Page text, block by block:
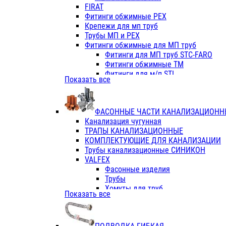
Фитинги ПП белые
Фитинги ПП белые
Фитинги ППс металл.белые
VALFEX
Трубы PE-RT
Трубы ПП водопровод белые
Трубы ПП водопровод серые
Трубы армированные
Трубы армированные
Фитинги с металл. серые
Фитинги ПП (серые)
Фитинги ПП белые
Краны
Фитинги ПП (белые)
Фитинги ПП с металлом белые
ПК КОНТУР
Краны полипропиленовые
Трубы полипропиленивые
FIRAT
Фитинги обжимные PEX
Крепежи для мп труб
Трубы МП и PEX
Фитинги обжимные для МП труб
Фитинги для МП труб STC-FARO
Фитинги обжимные ТМ
Фитинги для м/п STI
Фитинги для МП труб TITAN
TK
VALFEX
Показать все
ФАСОННЫЕ ЧАСТИ
Канализация чугунная
ТРАПЫ КАНАЛИЗАЦИОННЫЕ
КОМПЛЕКТУЮЩИЕ ДЛЯ КАНАЛИЗАЦИИ
Трубы канализационные СИНИКОН
VALFEX
Фасонные изделия
Трубы
Хомуты для труб
ПВХ (стройполимер)
Показать все